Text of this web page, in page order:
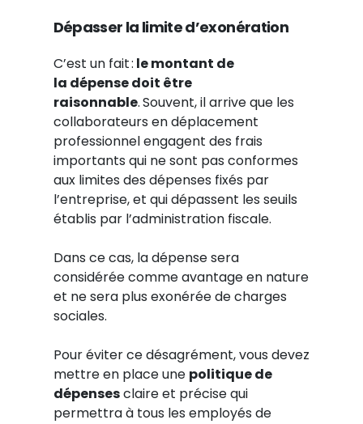
Dépasser la limite d’exonération
C’est un fait : lemontant de
la dépense doit être
raisonnable.Souvent, il arrive que les
collaborateurs en déplacement
professionnel engagent des frais
importants qui ne sont pas conformes
aux limites des dépenses fixés par
l’entreprise, et qui dépassent les seuils
établis par l’administration fiscale.
Dans ce cas, la dépense sera
considérée comme avantage en nature
et ne sera plus exonérée de charges
sociales.
Pour éviter ce désagrément, vous devez
mettre en place une politique de
dépensesclaire et précise qui
permettra à tous les employés de